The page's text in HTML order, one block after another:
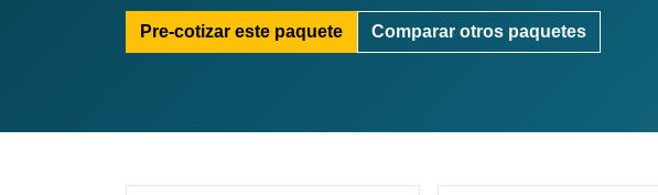
Pre-cotizar este paquete Comparar otros paquetes